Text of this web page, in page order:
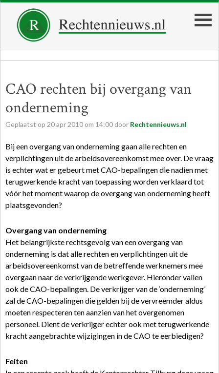
CAO rechten bij overgang van
onderneming
Geplaatst op 20apr 2010 om 14:00 door Rechtennieuws.nl
Bij een overgang van onderneming gaan alle rechten en
verplichtingen uit de arbeidsovereenkomst mee over. De vraag
is echter wat er gebeurt met CAO-bepalingen die nadien met
terugwerkende kracht van toepassing worden verklaard tot
vóór het moment waarop de overgang van onderneming heeft
plaatsgevonden?
Overgang van onderneming
Het belangrijkste rechtsgevolg van een overgang van
onderneming is dat alle rechten en verplichtingen uit de
arbeidsovereenkomst van de betreffende werknemers mee
overgaan naar de verkrijgende werkgever. Hieronder vallen
ook de CAO-bepalingen. De verkrijger van de ‘onderneming’
zal de CAO-bepalingen die gelden bij de vervreemder aldus
moeten respecteren ten aanzien van het overgenomen
personeel. Dient de verkrijger echter ook met terugwerkende
kracht aangebrachte wijzigingen in de CAO te eerbiedigen?
Feiten